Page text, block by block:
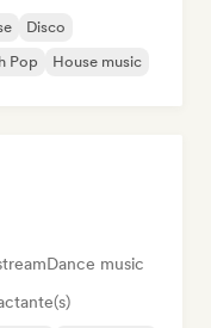
Disco
Pop House music
Dance music